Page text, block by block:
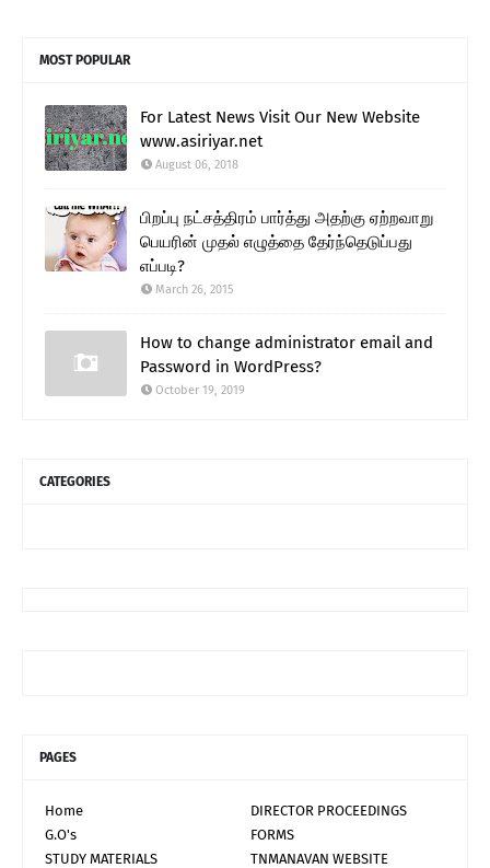
MOST POPULAR
For Latest News Visit Our New Website
www.asiriyar.net
August 06, 2018
பிறப்பு நட்சத்திரம் பார்த்து அதற்கு ஏற்றவாறு
பெயரின் முதல் எழுத்தை தேர்ந்தெடுப்பது
எப்படி?
March 26, 2015
How to change administrator email and
Password in WordPress?
October 19, 2019
CATEGORIES
PAGES
Home
DIRECTOR PROCEEDINGS
G.O's
FORMS
STUDY MATERIALS
TNMANAVAN WEBSITE